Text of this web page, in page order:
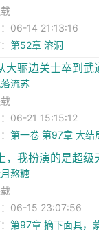
06-14 21:13:16
第52章 溶洞
大骊边关士卒到武
流苏
06-21 15:15:12
第一卷 第97章 大结
，我扮演的是超级
熬糖
：06-15 23:07:56
第97章 摘下面具，